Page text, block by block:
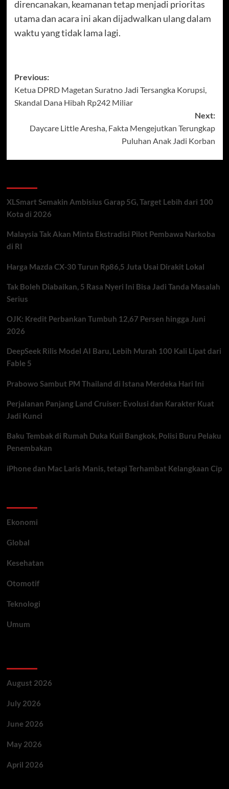
direncanakan, keamanan tetap menjadi prioritas
utama dan acara ini akan dijadwalkan ulang dalam
waktu yang tidak lama lagi.
Post
navigation
Previous:
Ketua DPRD Magetan Suratno Jadi Tersangka Korupsi,
Skandal Dana Hibah Rp242 Miliar
Next:
Daycare Little Aresha, Fakta Mengejutkan Terungkap
Puluhan Anak Jadi Korban
XLSmart Semakin Ambisius Garap 5G, Target Lebih dari 100
Kota di 2026
Malaysia Tak Akan Minta Ekstradisi Pilot Pembawa Narkoba
di RI
Harga Mazda CX-30 Turun Rp86,5 Juta Usai Dirakit Lokal
Tak Boleh Diabaikan, 5 Rasa Nyeri Ini Bisa Jadi Tanda Masalah
Serius
OJK: Kredit Perbankan Tumbuh 12,67 Persen hingga Juni
2026
DeepSeek Rilis Model AI Baru, Lebih Murah 100 Kali Lipat dari
Fable 5
Prabowo Sambut PM Thailand di Istana Merdeka Hari Ini
Perjalanan Panjang Land Cruiser: Evolusi dan Karakter Kuat
Jadi Kunci
Baku Tembak di Rumah Duka Kuil Bangkok, Polisi Buru Pelaku
Penembakan
iPhone dan Mac Laris Manis, tetapi Terhambat Kelangkaan Cip
Ekonomi
Global
Kesehatan
Otomotif
Teknologi
Umum
August 2026
July 2026
June 2026
May 2026
April 2026